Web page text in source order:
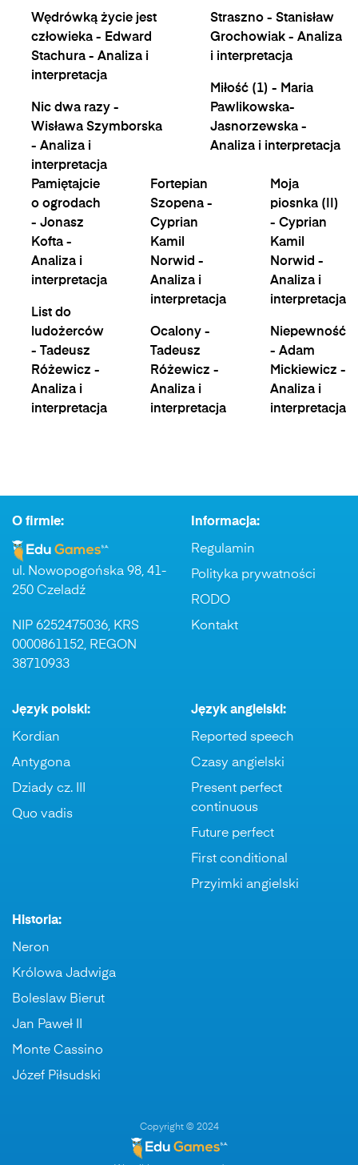
Wędrówką życie jest
człowieka - Edward
Stachura - Analiza i
interpretacja
Nic dwa razy -
Wisława Szymborska
- Analiza i
interpretacja
Straszno - Stanisław
Grochowiak - Analiza
i interpretacja
Miłość (1) - Maria
Pawlikowska-
Jasnorzewska -
Analiza i interpretacja
Pamiętajcie
o ogrodach
- Jonasz
Kofta -
Analiza i
interpretacja
List do
ludożerców
- Tadeusz
Różewicz -
Analiza i
interpretacja
Fortepian
Szopena -
Cyprian
Kamil
Norwid -
Analiza i
interpretacja
Ocalony -
Tadeusz
Różewicz -
Analiza i
interpretacja
Moja
piosnka (II)
- Cyprian
Kamil
Norwid -
Analiza i
interpretacja
Niepewność
- Adam
Mickiewicz -
Analiza i
interpretacja
O firmie:
ul. Nowopogońska 98, 41-
250 Czeladź
NIP 6252475036, KRS
0000861152, REGON
38710933
Informacja:
Regulamin
Polityka prywatności
RODO
Kontakt
Język polski:
Kordian
Antygona
Dziady cz. III
Quo vadis
Język angielski:
Reported speech
Czasy angielski
Present perfect
continuous
Future perfect
First conditional
Przyimki angielski
Historia:
Neron
Królowa Jadwiga
Boleslaw Bierut
Jan Paweł II
Monte Cassino
Józef Piłsudski
Copyright © 2024